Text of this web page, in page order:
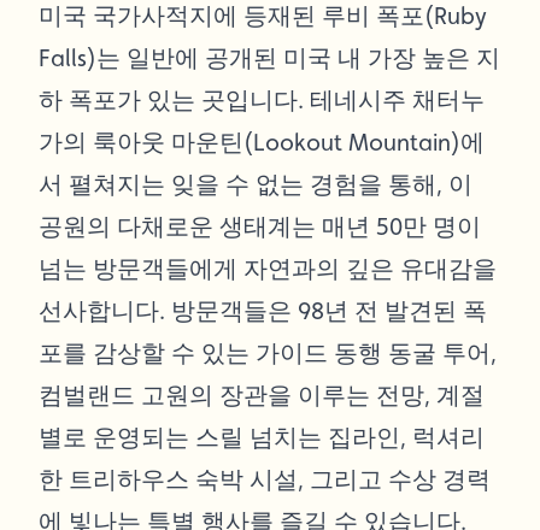
미국 국가사적지에 등재된 루비 폭포(Ruby
Falls)는 일반에 공개된 미국 내 가장 높은 지
하 폭포가 있는 곳입니다. 테네시주 채터누
가의 룩아웃 마운틴(Lookout Mountain)에
서 펼쳐지는 잊을 수 없는 경험을 통해, 이
공원의 다채로운 생태계는 매년 50만 명이
넘는 방문객들에게 자연과의 깊은 유대감을
선사합니다. 방문객들은 98년 전 발견된 폭
포를 감상할 수 있는 가이드 동행 동굴 투어,
컴벌랜드 고원의 장관을 이루는 전망, 계절
별로 운영되는 스릴 넘치는 집라인, 럭셔리
한 트리하우스 숙박 시설, 그리고 수상 경력
에 빛나는 특별 행사를 즐길 수 있습니다.